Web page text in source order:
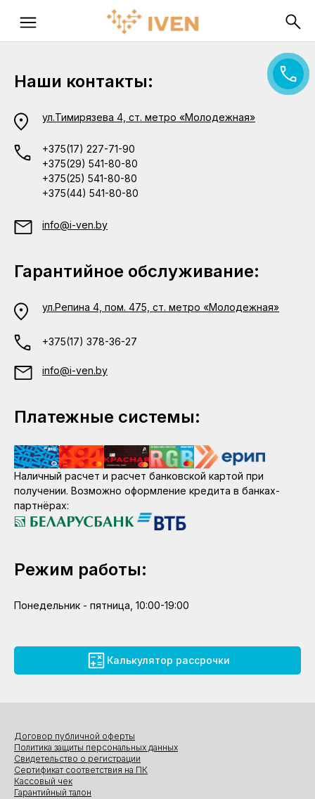
Наши контакты:
ул.Тимирязева 4, ст. метро «Молодежная»
+375(17) 227-71-90
+375(29) 541-80-80
+375(25) 541-80-80
+375(44) 541-80-80
info@i-ven.by
Гарантийное обслуживание:
ул.Репина 4, пом. 475, ст. метро «Молодежная»
+375(17) 378-36-27
info@i-ven.by
Платежные системы:
Наличный расчет и расчет банковской картой при
получении. Возможно оформление кредита в банках-
партнёрах:
Режим работы:
Понедельник - пятница, 10:00-19:00
Калькулятор рассрочки
Договор публичной оферты
Политика защиты персональных данных
Свидетельство о регистрации
Сертификат соответствия на ПК
Кассовый чек
Гарантийный талон